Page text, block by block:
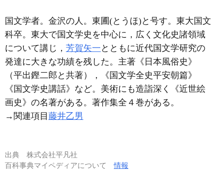
国文学者。金沢の人。東圃(とうほ)と号す。東大国文
科卒。東大で国文学史を中心に，広く文化史諸領域
について講じ， 芳賀矢一 とともに近代国文学研究の
発達に大きな功績を残した。主著《日本風俗史》
（平出鏗二郎と共著），《国文学全史平安朝篇》
《国文学史講話》など。美術にも造詣深く《近世絵
画史》の名著がある。著作集全４巻がある。
→関連項目 藤井乙男
出典 株式会社平凡社
百科事典マイペディアについて情報